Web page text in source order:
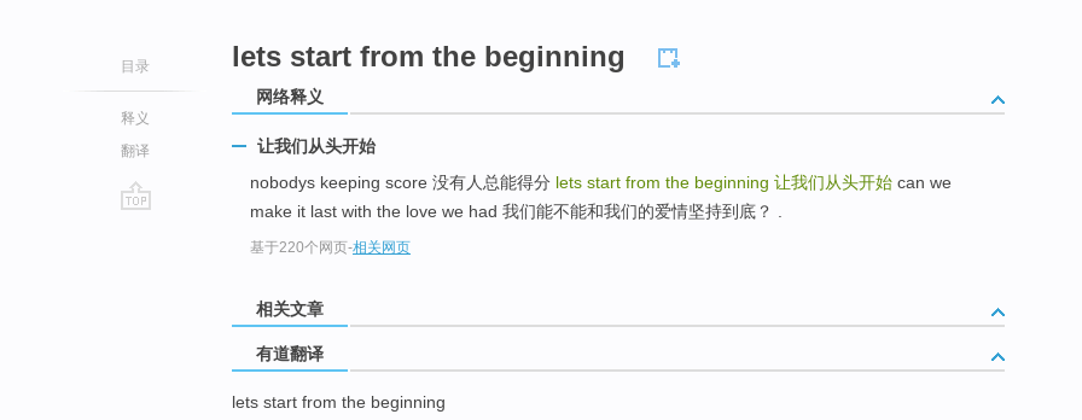
目录
释义
翻译
lets start from the beginning
网络释义
让我们从头开始
nobodys keeping score 没有人总能得分 lets start from the beginning 让我们从头开始 can we
make it last with the love we had 我们能不能和我们的爱情坚持到底？ .
基于220个网页-相关网页
相关文章
有道翻译
lets start from the beginning